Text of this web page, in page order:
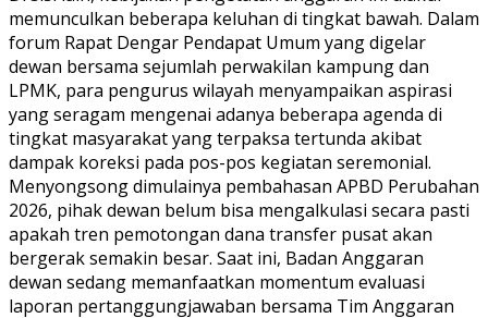
memunculkan beberapa keluhan di tingkat bawah. Dalam
forum Rapat Dengar Pendapat Umum yang digelar
dewan bersama sejumlah perwakilan kampung dan
LPMK, para pengurus wilayah menyampaikan aspirasi
yang seragam mengenai adanya beberapa agenda di
tingkat masyarakat yang terpaksa tertunda akibat
dampak koreksi pada pos-pos kegiatan seremonial.
Menyongsong dimulainya pembahasan APBD Perubahan
2026, pihak dewan belum bisa mengalkulasi secara pasti
apakah tren pemotongan dana transfer pusat akan
bergerak semakin besar. Saat ini, Badan Anggaran
dewan sedang memanfaatkan momentum evaluasi
laporan pertanggungjawaban bersama Tim Anggaran